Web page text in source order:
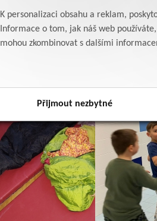
K personalizaci obsahu a reklam,
Informace o tom, jak náš web
mohou zkombinovat s dalšími
Přijmout nezbytné